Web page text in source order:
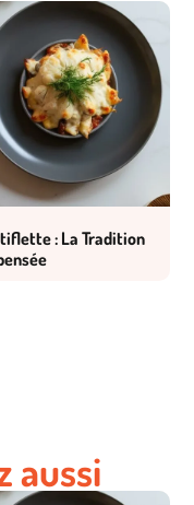
: La Tradition
aussi